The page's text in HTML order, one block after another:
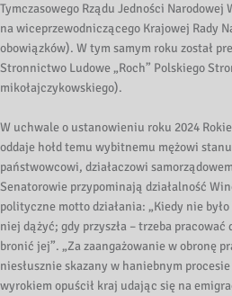
Tymczasowego Rządu Jedności Narodowej
na wiceprzewodniczącego Krajowej Rady
obowiązków). W tym samym roku został
Stronnictwo Ludowe „Roch” Polskiego
mikołajczykowskiego).
W uchwale o ustanowieniu roku 2024
oddaje hołd temu wybitnemu mężowi
państwowcowi, działaczowi
Senatorowie przypominają działalność
polityczne motto działania: „Kiedy nie
niej dążyć; gdy przyszła – trzeba
bronić jej”. „Za zaangażowanie w obronę
niesłusznie skazany w haniebnym
wyrokiem opuścił kraj udając się na